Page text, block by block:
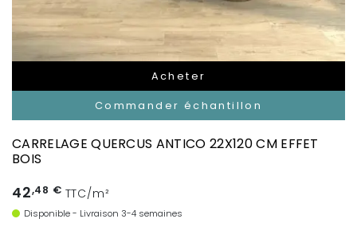
Acheter
Commander échantillon
CARRELAGE QUERCUS ANTICO 22X120 CM EFFET
BOIS
42,48 € TTC/m²
Disponible - Livraison 3-4 semaines